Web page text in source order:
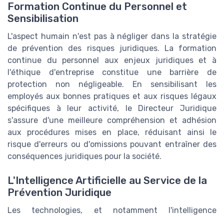
Formation Continue du Personnel et
Sensibilisation
L'aspect humain n'est pas à négliger dans la stratégie
de prévention des risques juridiques. La formation
continue du personnel aux enjeux juridiques et à
l'éthique d'entreprise constitue une barrière de
protection non négligeable. En sensibilisant les
employés aux bonnes pratiques et aux risques légaux
spécifiques à leur activité, le Directeur Juridique
s'assure d'une meilleure compréhension et adhésion
aux procédures mises en place, réduisant ainsi le
risque d'erreurs ou d'omissions pouvant entraîner des
conséquences juridiques pour la société.
L'Intelligence Artificielle au Service de la
Prévention Juridique
Les technologies, et notamment l'intelligence